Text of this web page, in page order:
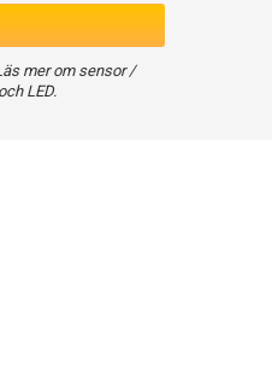
mer om sensor /
LED.